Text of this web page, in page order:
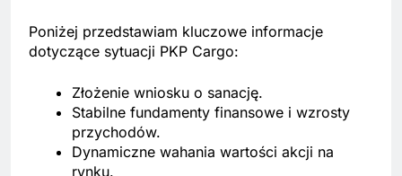
Poniżej przedstawiam kluczowe informacje
dotyczące sytuacji PKP Cargo:
Złożenie wniosku o sanację.
Stabilne fundamenty finansowe i wzrosty
przychodów.
Dynamiczne wahania wartości akcji na
rynku.